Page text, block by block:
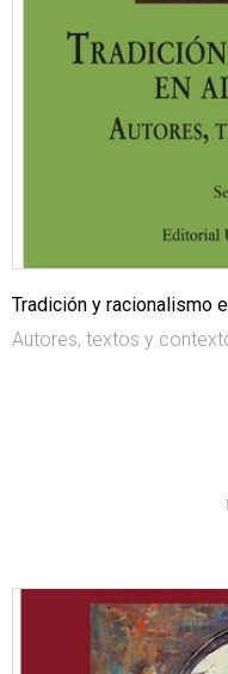
Tradición y racionalismo
Autores, textos y